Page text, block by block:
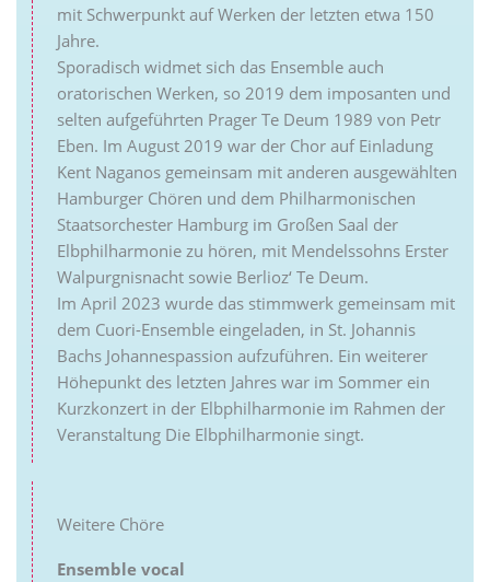
mit Schwerpunkt auf Werken der letzten etwa 150
Jahre.
Sporadisch widmet sich das Ensemble auch
oratorischen Werken, so 2019 dem imposanten und
selten aufgeführten Prager Te Deum 1989 von Petr
Eben. Im August 2019 war der Chor auf Einladung
Kent Naganos gemeinsam mit anderen ausgewählten
Hamburger Chören und dem Philharmonischen
Staatsorchester Hamburg im Großen Saal der
Elbphilharmonie zu hören, mit Mendelssohns Erster
Walpurgnisnacht sowie Berlioz‘ Te Deum.
Im April 2023 wurde das stimmwerk gemeinsam mit
dem Cuori-Ensemble eingeladen, in St. Johannis
Bachs Johannespassion aufzuführen. Ein weiterer
Höhepunkt des letzten Jahres war im Sommer ein
Kurzkonzert in der Elbphilharmonie im Rahmen der
Veranstaltung Die Elbphilharmonie singt.
Weitere Chöre
Ensemble vocal